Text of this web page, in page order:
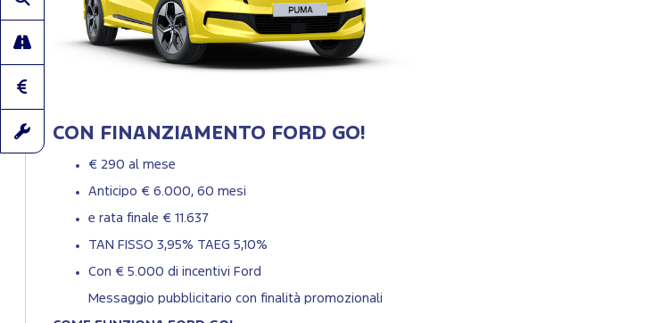
CON FINANZIAMENTO FORD GO!
€ 290 al mese
Anticipo € 6.000, 60 mesi
e rata finale € 11.637
TAN FISSO 3,95% TAEG 5,10%
Con € 5.000 di incentivi Ford
Messaggio pubblicitario con finalità promozionali